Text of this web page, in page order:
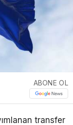
ABONE OL
transfer